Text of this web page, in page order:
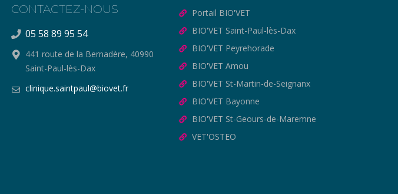
CONTACTEZ-NOUS
05 58 89 95 54
441 route de la Bernadère, 40990
Saint-Paul-lès-Dax
clinique.saintpaul@biovet.fr
Portail BIO'VET
BIO'VET Saint-Paul-lès-Dax
BIO'VET Peyrehorade
BIO'VET Amou
BIO'VET St-Martin-de-Seignanx
BIO'VET Bayonne
BIO'VET St-Geours-de-Maremne
VET'OSTEO